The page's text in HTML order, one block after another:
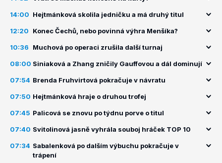
14:00 Hejtmánková skolila jedničku a má druhý titul
12:20 Konec Čechů, nebo povinná výhra Menšíka?
10:36 Muchová po operaci zrušila další turnaj
08:00 Siniaková a Zhang zničily Gauffovou a dál dominují
07:54 Brenda Fruhvirtová pokračuje v návratu
07:50 Hejtmánková hraje o druhou trofej
07:45 Palicová se znovu po týdnu porve o titul
07:40 Svitolinová jasně vyhrála souboj hráček TOP 10
07:34 Sabalenková po dalším výbuchu pokračuje v
trápení